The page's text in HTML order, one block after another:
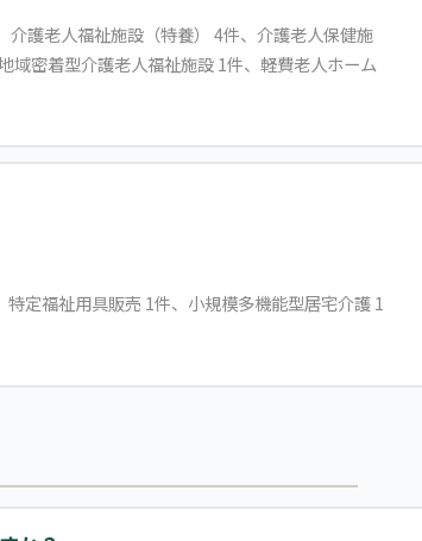
護老人福祉施設（特養） 4件、介護老人保健施
域密着型介護老人福祉施設 1件、軽費老人ホーム
定福祉用具販売 1件、小規模多機能型居宅介護 1